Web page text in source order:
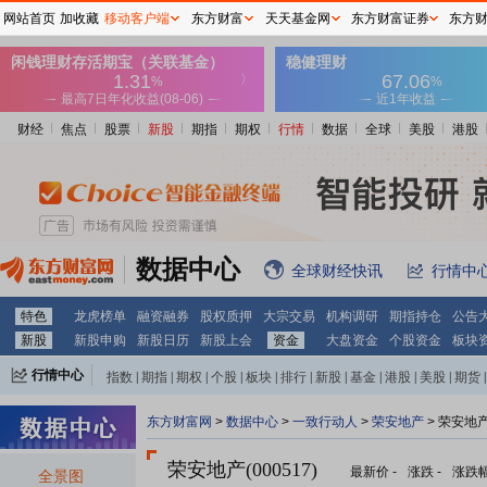
财经 焦点 股票 新股 期指 期权 行情 数据 全球 美股 港股
数据中心 全球财经快讯 行情中
特色 龙虎榜单 融资融券 股权质押 大宗交易 机构调研 期指持仓
公告
新股
新股申购 新股日历 新股上会 资金 大盘资金 个股资金 板块
行情中心 指数 期指 期权 个股 板块 排行 新股 基金 港股 美股 期货
全景图
东方财富网 > 数据中心 > 一致行动人 > 荣安地产 > 荣安地
荣安地产(000517) 最新价 - 涨跌 - 涨跌
网站首页 加收藏 移动客户端 东方财富 天天基金网 东方财富证券 东方